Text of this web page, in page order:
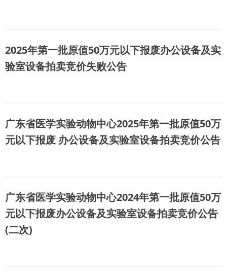
2025年第一批原值50万元以下报废办公设备及实
验室设备拍卖竞价失败公告
广东省医学实验动物中心2025年第一批原值50万
元以下报废 办公设备及实验室设备拍卖竞价公告
广东省医学实验动物中心2024年第一批原值50万
元以下报废办公设备及实验室设备拍卖竞价公告
(二次)